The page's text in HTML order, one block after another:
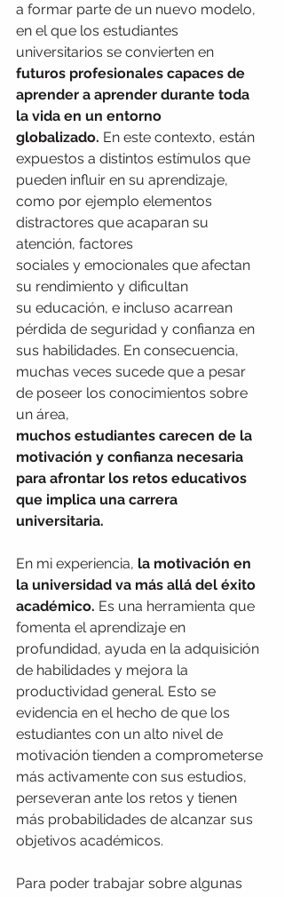
a formar parte de un nuevo modelo,
en el que los estudiantes
universitarios se convierten en
futuros profesionales capaces de
aprender a aprender durante toda
la vida en un entorno
globalizado. En este contexto, están
expuestos a distintos estímulos que
pueden influir en su aprendizaje,
como por ejemplo elementos
distractores que acaparan su
atención, factores
sociales y emocionales que afectan
su rendimiento y dificultan
su educación, e incluso acarrean
pérdida de seguridad y confianza en
sus habilidades. En consecuencia,
muchas veces sucede que a pesar
de poseer los conocimientos sobre
un área,
muchos estudiantes carecen de la
motivación y confianza necesaria
para afrontar los retos educativos
que implica una carrera
universitaria.
En mi experiencia, la motivación en
la universidad va más allá del éxito
académico. Es una herramienta que
fomenta el aprendizaje en
profundidad, ayuda en la adquisición
de habilidades y mejora la
productividad general. Esto se
evidencia en el hecho de que los
estudiantes con un alto nivel de
motivación tienden a comprometerse
más activamente con sus estudios,
perseveran ante los retos y tienen
más probabilidades de alcanzar sus
objetivos académicos.
Para poder trabajar sobre algunas